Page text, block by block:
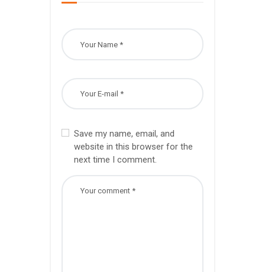
Save my name, email, and
website in this browser for the
next time I comment.